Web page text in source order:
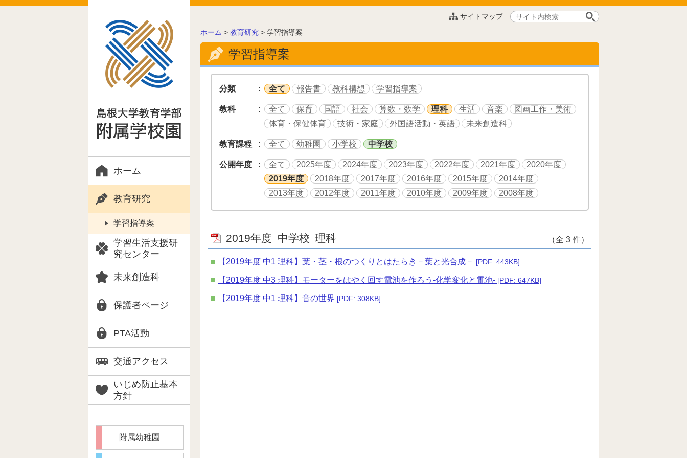
このページの本文へ
ホーム
教育研究
学習指導案
学習生活支援研
究センター
未来創造科
保護者ページ
PTA活動
交通アクセス
いじめ防止基本
方針
サイトマップ
サ
検
こ
の
ー
ホーム > 教育研究 > 学習指導案
学習指導案
分類 全て 報告書 教科構想 学習指導案
教科 全て 保育 国語 社会 算数・数学 理科 生活 音楽
図画工作・美術
体育・保健体育
技術・家庭 外国語活動・英語 未来創造科
教育課程 全て 幼稚園 小学校 中学校
公開年度 全て 2025年度 2024年度 2023年度 2022年度 2021年度
2020年度
2019年度
2018年度 2017年度 2016年度 2015年度
2014年度
2013年度
2012年度 2011年度 2010年度 2009年度 2008年度
2019年度 中学校 理科 （全 3 件）
【2019年度 中1 理科】葉・茎・根のつくりとはたらき－葉と光合成－ [PDF: 443KB]
【2019年度 中3 理科】モーターをはやく回す電池を作ろう-化学変化と電池- [PDF: 647KB]
【2019年度 中1 理科】音の世界 [PDF: 308KB]
附属幼稚園